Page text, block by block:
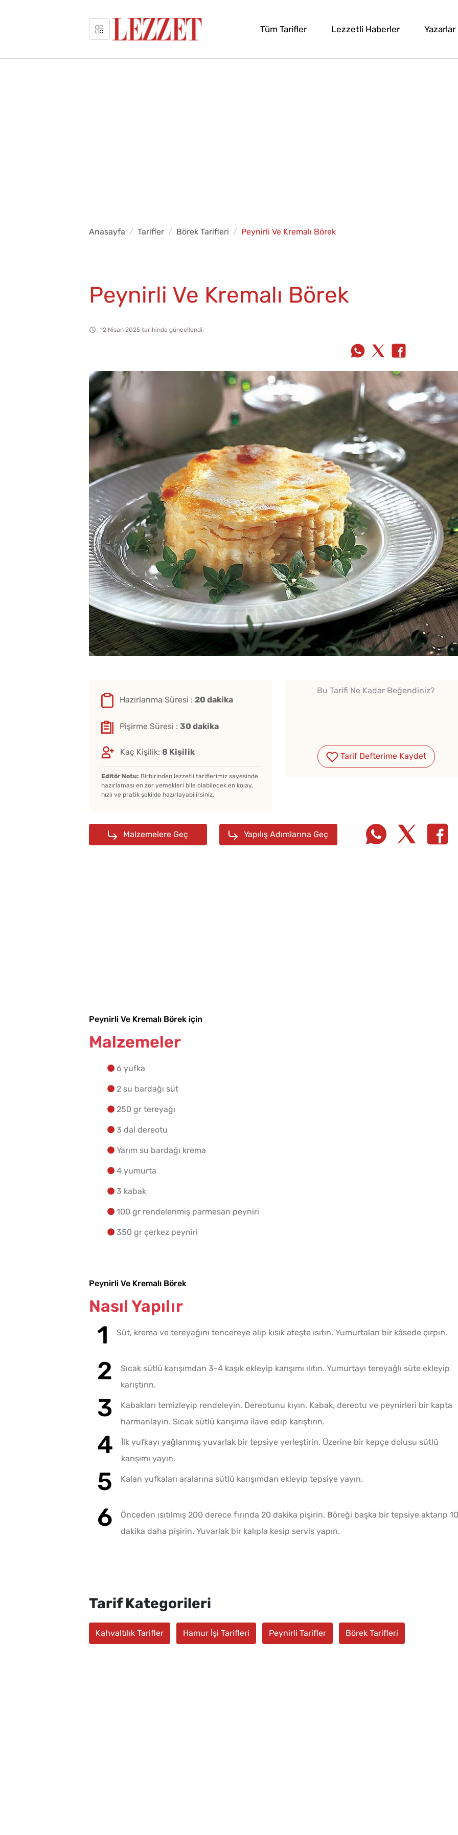
Tüm Tarifler Lezzetli Haberler Yazarlar
Anasayfa Tarifler Börek Tarifleri Peynirli Ve Kremalı Börek
Peynirli Ve Kremalı Börek
12 Nisan 2025 tarihinde güncellendi.
Hazırlanma Süresi : 20 dakika
Pişirme Süresi : 30 dakika
Kaç Kişilik: 8 Kişilik
Editör Notu: Birbirinden lezzetli tariflerimiz sayesinde
hazırlaması en zor yemekleri bile olabilecek en kolay,
hızlı ve pratik şekilde hazırlayabilirsiniz.
Bu Tarifi Ne Kadar Beğendiniz?
Tarif Defterime Kaydet
Malzemelere Geç Yapılış Adımlarına Geç
Ev Yapımı Domates Sosu
Yapmanın 4 Püf Noktası
Peynirli Ve Kremalı Börek için
Malzemeler
6 yufka
2 su bardağı süt
250 gr tereyağı
3 dal dereotu
Yarım su bardağı krema
4 yumurta
3 kabak
100 gr rendelenmiş parmesan peyniri
350 gr çerkez peyniri
Peynirli Ve Kremalı Börek
Nasıl Yapılır
Süt, krema ve tereyağını tencereye alıp kısık ateşte ısıtın. Yumurtaları bir kâsede çırpın.
Sıcak sütlü karışımdan 3-4 kaşık ekleyip karışımı ılıtın. Yumurtayı tereyağlı süte ekleyip
karıştırın.
Kabakları temizleyip rendeleyin. Dereotunu kıyın. Kabak, dereotu ve peynirleri bir kapta
harmanlayın. Sıcak sütlü karışıma ilave edip karıştırın.
İlk yufkayı yağlanmış yuvarlak bir tepsiye yerleştirin. Üzerine bir kepçe dolusu sütlü
karışımı yayın.
Kalan yufkaları aralarına sütlü karışımdan ekleyip tepsiye yayın.
Önceden ısıtılmış 200 derece fırında 20 dakika pişirin. Böreği başka bir tepsiye aktarıp 10
dakika daha pişirin. Yuvarlak bir kalıpla kesip servis yapın.
Tarif Kategorileri
Kahvaltılık Tarifler Hamur İşi Tarifleri Peynirli Tarifler Börek Tarifleri